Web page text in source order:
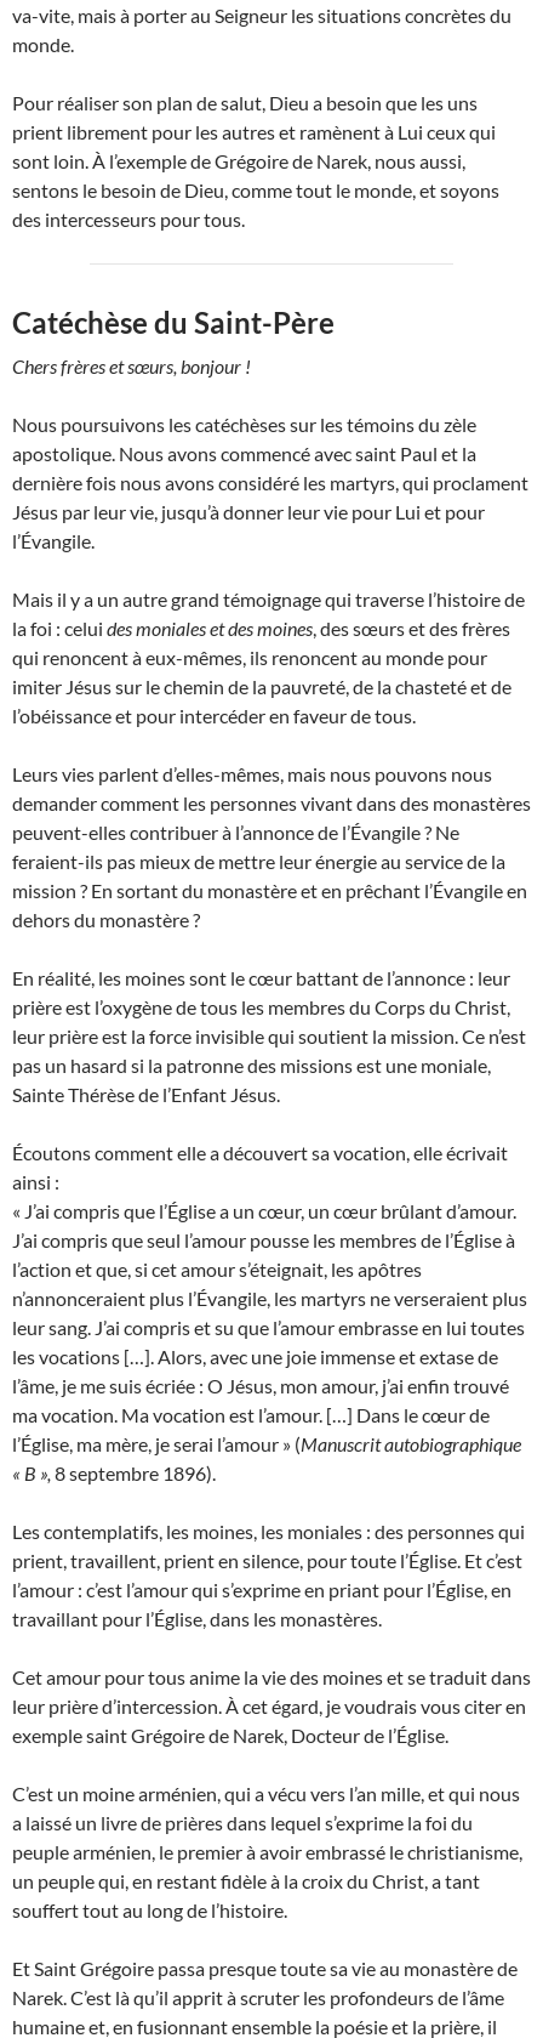
va-vite, mais à porter au Seigneur les situations concrètes du
monde.
Pour réaliser son plan de salut, Dieu a besoin que les uns
prient librement pour les autres et ramènent à Lui ceux qui
sont loin. À l’exemple de Grégoire de Narek, nous aussi,
sentons le besoin de Dieu, comme tout le monde, et soyons
des intercesseurs pour tous.
Catéchèse du Saint-Père
Chers frères et sœurs, bonjour !
Nous poursuivons les catéchèses sur les témoins du zèle
apostolique. Nous avons commencé avec saint Paul et la
dernière fois nous avons considéré les martyrs, qui proclament
Jésus par leur vie, jusqu’à donner leur vie pour Lui et pour
l’Évangile.
Mais il y a un autre grand témoignage qui traverse l’histoire de
la foi : celui des moniales et des moines, des sœurs et des frères
qui renoncent à eux-mêmes, ils renoncent au monde pour
imiter Jésus sur le chemin de la pauvreté, de la chasteté et de
l’obéissance et pour intercéder en faveur de tous.
Leurs vies parlent d’elles-mêmes, mais nous pouvons nous
demander comment les personnes vivant dans des monastères
peuvent-elles contribuer à l’annonce de l’Évangile ? Ne
feraient-ils pas mieux de mettre leur énergie au service de la
mission ? En sortant du monastère et en prêchant l’Évangile en
dehors du monastère ?
En réalité, les moines sont le cœur battant de l’annonce : leur
prière est l’oxygène de tous les membres du Corps du Christ,
leur prière est la force invisible qui soutient la mission. Ce n’est
pas un hasard si la patronne des missions est une moniale,
Sainte Thérèse de l’Enfant Jésus.
Écoutons comment elle a découvert sa vocation, elle écrivait
ainsi :
« J’ai compris que l’Église a un cœur, un cœur brûlant d’amour.
J’ai compris que seul l’amour pousse les membres de l’Église à
l’action et que, si cet amour s’éteignait, les apôtres
n’annonceraient plus l’Évangile, les martyrs ne verseraient plus
leur sang. J’ai compris et su que l’amour embrasse en lui toutes
les vocations […]. Alors, avec une joie immense et extase de
l’âme, je me suis écriée : O Jésus, mon amour, j’ai enfin trouvé
ma vocation. Ma vocation est l’amour. […] Dans le cœur de
l’Église, ma mère, je serai l’amour » (Manuscrit autobiographique
« B », 8 septembre 1896).
Les contemplatifs, les moines, les moniales : des personnes qui
prient, travaillent, prient en silence, pour toute l’Église. Et c’est
l’amour : c’est l’amour qui s’exprime en priant pour l’Église, en
travaillant pour l’Église, dans les monastères.
Cet amour pour tous anime la vie des moines et se traduit dans
leur prière d’intercession. À cet égard, je voudrais vous citer en
exemple saint Grégoire de Narek, Docteur de l’Église.
C’est un moine arménien, qui a vécu vers l’an mille, et qui nous
a laissé un livre de prières dans lequel s’exprime la foi du
peuple arménien, le premier à avoir embrassé le christianisme,
un peuple qui, en restant fidèle à la croix du Christ, a tant
souffert tout au long de l’histoire.
Et Saint Grégoire passa presque toute sa vie au monastère de
Narek. C’est là qu’il apprit à scruter les profondeurs de l’âme
humaine et, en fusionnant ensemble la poésie et la prière, il